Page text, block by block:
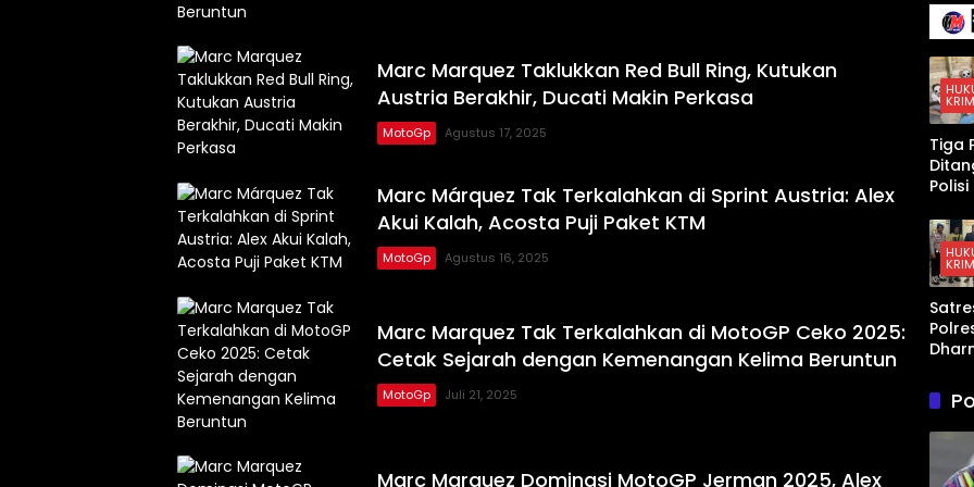
Marc Marquez Taklukkan Red Bull Ring, Kutukan
Austria Berakhir, Ducati Makin Perkasa
MotoGp Agustus 17, 2025
Marc Márquez Tak Terkalahkan di Sprint Austria: Alex
Akui Kalah, Acosta Puji Paket KTM
MotoGp Agustus 16, 2025
Marc Marquez Tak Terkalahkan di MotoGP Ceko 2025:
Cetak Sejarah dengan Kemenangan Kelima Beruntun
MotoGp Juli 21, 2025
Marc Marquez Dominasi MotoGP Jerman 2025, Alex
gan
g
AS–
Iran
Tiga
an
Sabu
a,
Pria
n